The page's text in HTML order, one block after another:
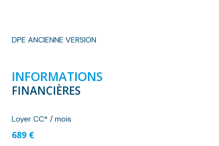
DPE ANCIENNE VERSION
INFORMATIONS
FINANCIÈRES
Loyer CC* / mois
689 €